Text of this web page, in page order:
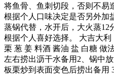
将鱼骨、鱼刺切段，否则不易
根据个人口味决定是否另外加
蒸锅代替，水开后，大火蒸12
根据个人喜好选择。 大吉大
栗 葱 姜 料酒 酱油 盐 白糖 做
左右捞出沥干水备用2、锅中
板栗炒到表面变色后捞出备用